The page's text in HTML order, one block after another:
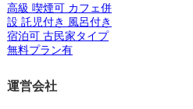
高級 喫煙可カフェ併
設 託児付き 風呂付き
宿泊可古民家タイプ
無料プラン有
運営会社